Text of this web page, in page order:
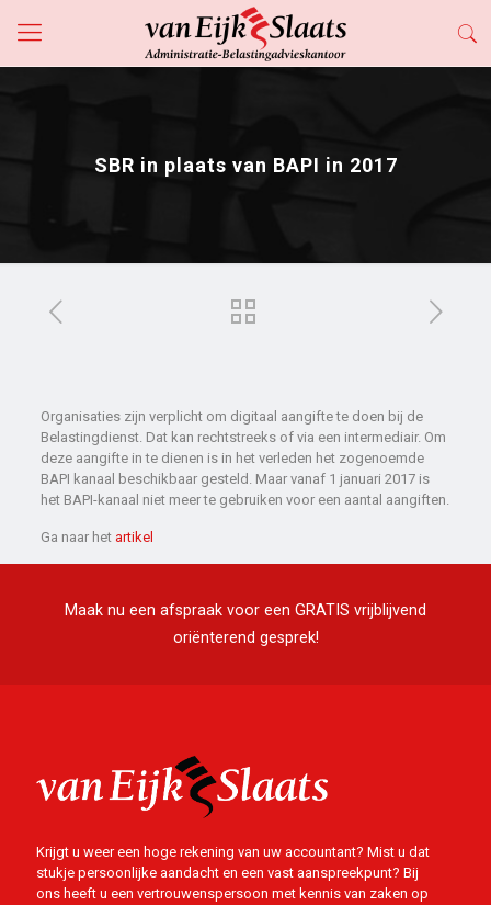
SBR in plaats van BAPI in 2017
Organisaties zijn verplicht om digitaal aangifte te doen bij de
Belastingdienst. Dat kan rechtstreeks of via een intermediair. Om
deze aangifte in te dienen is in het verleden het zogenoemde
BAPI kanaal beschikbaar gesteld. Maar vanaf 1 januari 2017 is
het BAPI-kanaal niet meer te gebruiken voor een aantal aangiften.
Ga naar het artikel
Maak nu een afspraak voor een GRATIS vrijblijvend
oriënterend gesprek!
Krijgt u weer een hoge rekening van uw accountant? Mist u dat
stukje persoonlijke aandacht en een vast aanspreekpunt? Bij
ons heeft u een vertrouwenspersoon met kennis van zaken op